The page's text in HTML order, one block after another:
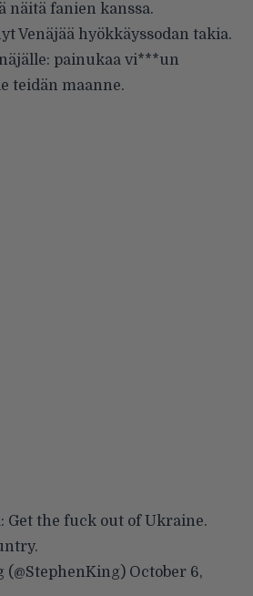
näitä fanien kanssa.
Venäjää hyökkäyssodan takia.
painukaa vi***un
teidän maanne.
Get the fuck out of Ukraine.
(@StephenKing) October 6,